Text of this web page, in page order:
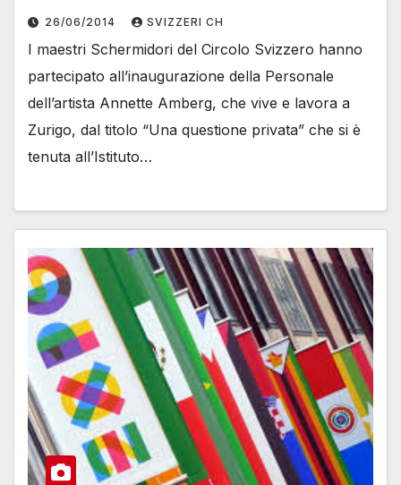
26/06/2014 SVIZZERI CH
I maestri Schermidori del Circolo Svizzero hanno
partecipato all’inaugurazione della Personale
dell’artista Annette Amberg, che vive e lavora a
Zurigo, dal titolo “Una questione privata” che si è
tenuta all’Istituto…